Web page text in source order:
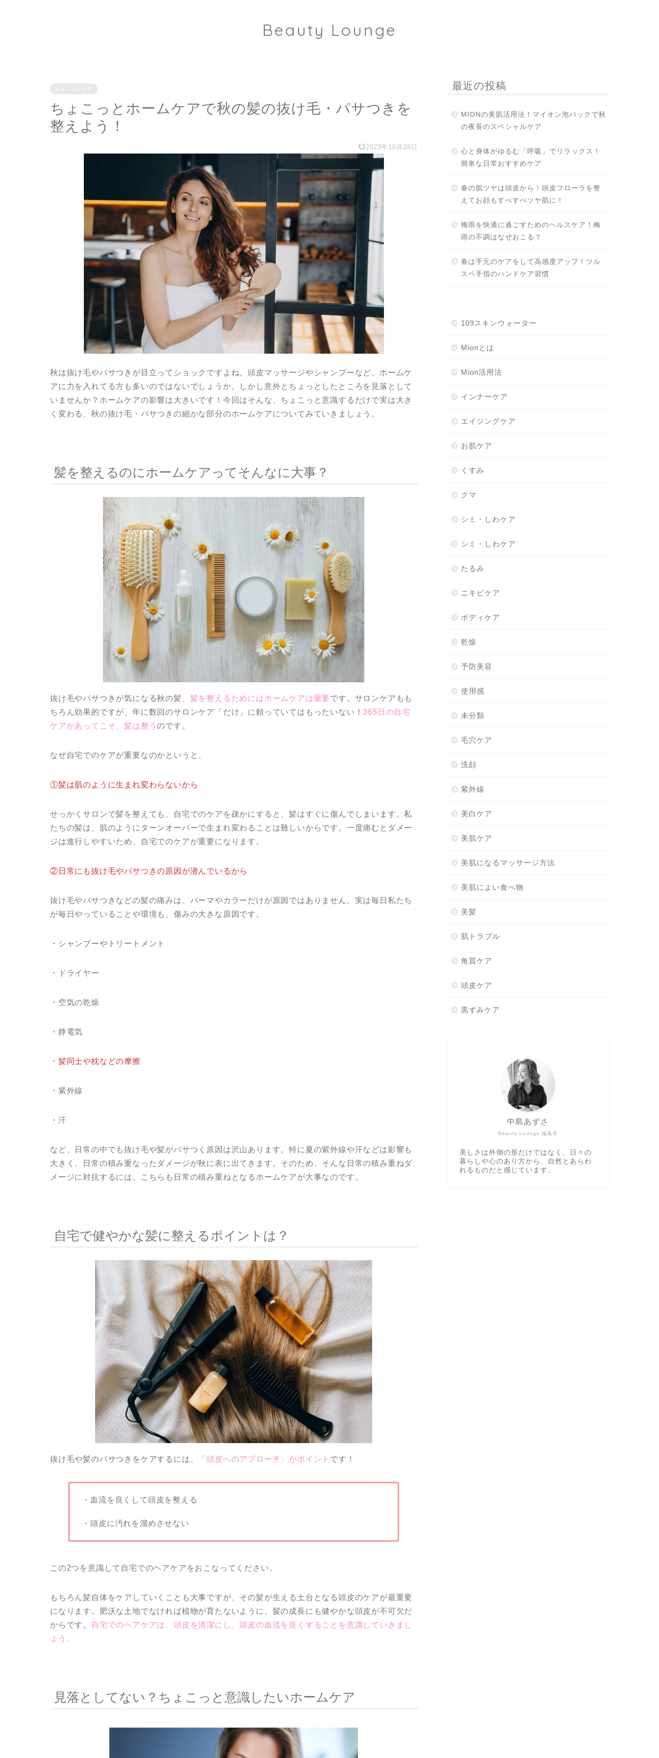
Beauty Lounge
ちょこっとホームケアで秋の髪の抜け毛・パサつきを
整えよう！
2023年10月28日
秋は抜け毛やパサつきが目立ってショックですよね。頭皮マッサージやシャンプーなど、ホームケ
アに力を入れてる方も多いのではないでしょうか。しかし意外とちょっとしたところを見落として
いませんか？ホームケアの影響は大きいです！今回はそんな、 ちょこっと意識するだけで実は大き
く変わる、秋の抜け毛・パサつきの細かな部分のホームケアについてみていきましょう。
髪を整えるのにホームケアってそんなに大事？
抜け毛やパサつきが気になる秋の髪、 髪を整えるためにはホームケアは重要です。サロンケアもも
ちろん効果的ですが、年に数回のサロンケア「だけ」に頼っていてはもったいない！365日の自宅
ケアがあってこそ、髪は整うのです。
なぜ自宅でのケアが重要なのかというと、
①髪は肌のように生まれ変わらないから
せっかくサロンで髪を整えても、自宅でのケアを疎かにすると、髪はすぐに傷んでしまいます。私
たちの髪は、肌のようにターンオーバーで生まれ変わることは難しいからです。 一度痛むとダメー
ジは進行しやすいため、自宅でのケアが重要になります。
②日常にも抜け毛やパサつきの原因が潜んでいるから
抜け毛やパサつきなどの髪の痛みは、パーマやカラーだけが原因ではありません。実は毎日私たち
が毎日やっていることや環境も、傷みの大きな原因です。
・シャンプーやトリートメント
・ドライヤー
・空気の乾燥
・静電気
・ 髪同士や枕などの摩擦
・紫外線
・汗
など、日常の中でも抜け毛や髪がパサつく原因は沢山あります。特に夏の紫外線や汗などは影響も
大きく、日常の積み重なったダメージが秋に表に出てきます。そのため、そんな日常の積み重ねダ
メージに対抗するには、こちらも日常の積み重ねとなるホームケアが大事なのです。
自宅で健やかな髪に整えるポイントは？
抜け毛や髪のパサつきをケアするには、 「頭皮へのアプローチ」がポイント です！
・血流を良くして頭皮を整える
・頭皮に汚れを溜めさせない
この2つを意識して自宅でのヘアケアをおこなってください。
もちろん髪自体をケアしていくことも大事ですが、その髪が生える土台となる頭皮のケアが最重要
になります。肥沃な土地でなければ植物が育たないように、髪の成長にも健やかな頭皮が不可欠だ
からです。
自宅でのヘアケアは、頭皮を清潔にし、頭皮の血流を良くすることを意識していきまし
ょう。
見落としてない？ちょこっと意識したいホームケア
最近の投稿
MIONの美肌活用法！マイオン泡パックで秋
の夜長のスペシャルケア
心と身体がゆるむ「呼吸」でリラックス！
簡単な日常おすすめケア
春の肌ツヤは頭皮から！頭皮フローラを整
えてお顔もすべすべツヤ肌に！
梅雨を快適に過ごすためのヘルスケア！梅
雨の不調はなぜおこる？
春は手元のケアをして高感度アップ！ツル
スベ手指のハンドケア習慣
109スキンウォーター
Mionとは
Mion活用法
インナーケア
エイジングケア
お肌ケア
くすみ
クマ
シミ・しわケア
シミ・しわケア
たるみ
ニキビケア
ボディケア
乾燥
予防美容
使用感
未分類
毛穴ケア
洗顔
紫外線
美白ケア
美肌ケア
美肌になるマッサージ方法
美肌によい食べ物
美髪
肌トラブル
角質ケア
頭皮ケア
黒ずみケア
Beauty Lounge 編集長
中島あずさ
美しさは外側の形だけではなく、日々の
暮らしや心のあり方から、自然とあらわ
れるものだと感じています。